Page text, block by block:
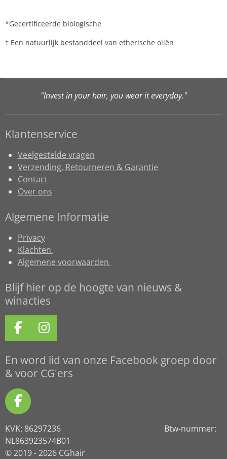
*Gecertificeerde biologische
† Een natuurlijk bestanddeel van etherische oliën
"Invest in your hair, you wear it everyday."
Klantenservice
Veelgestelde vragen
Verzending, Retourneren & Garantie
Contact
Over ons
Algemene Informatie
Privacy
Klachten
Algemene voorwaarden
Blijf hier op de hoogte van nieuws &
winacties
F
a
c
e
o
o
k
I
n
s
t
m
En word lid van onze Facebook groep door
& voor CG'ers
F
a
c
e
b
KVK: 86297236 Btw-nummer:
NL863923574B01
© 2019 - 2026 CGhair